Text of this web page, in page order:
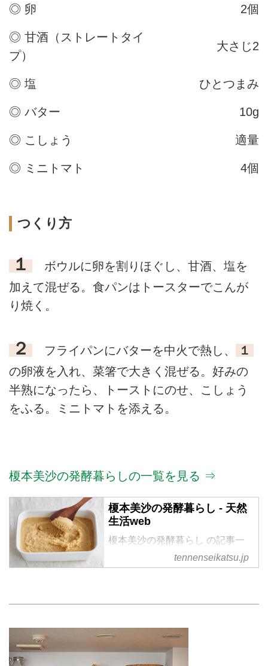
◎ 卵 2個
◎ 甘酒（ストレートタイ
プ）
大さじ2
◎ 塩 ひとつまみ
◎ バター 10g
◎ こしょう 適量
◎ ミニトマト 4個
つくり方
１
ボウルに卵を割りほぐし、甘酒、塩を
加えて混ぜる。食パンはトースターでこんが
り焼く。
２ フライパンにバターを中火で熱し、
１
の卵液を入れ、菜箸で大きく混ぜる。好みの
半熟になったら、トーストにのせ、こしょう
をふる。ミニトマトを添える。
榎本美沙の発酵暮らしの一覧を見る ⇒
榎本美沙の発酵暮らし - 天然
生活web
榎本美沙の発酵暮らし の記事一
tennenseikatsu.jp